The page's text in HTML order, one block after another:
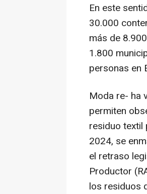
En este
30.000
más de
1.800
personas en
Moda re- ha
permiten
residuo textil
2024, se
el retraso
Productor
los residuos